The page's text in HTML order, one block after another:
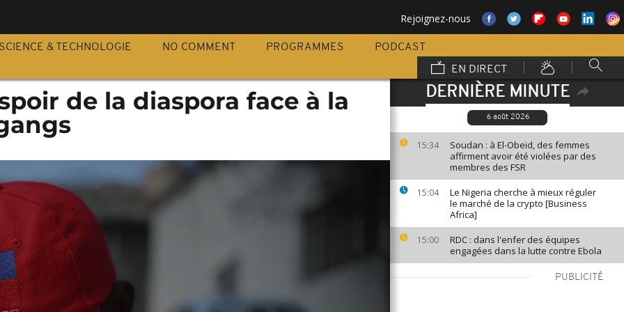
Rejoignez-nous
SCIENCE & TECHNOLOGIE NO COMMENT PROGRAMMES
PODCAST
EN DIRECT
DERNIÈRE MINUTE
6 août 2026
15:34
Soudan : à El-Obeid, des femmes
affirment avoir été violées par des
membres des FSR
15:04
Le Nigeria cherche à mieux réguler
le marché de la crypto [Business
Africa]
15:00
RDC : dans l'enfer des équipes
engagées dans la lutte contre Ebola
PUBLICITÉ
de la diaspora face à la